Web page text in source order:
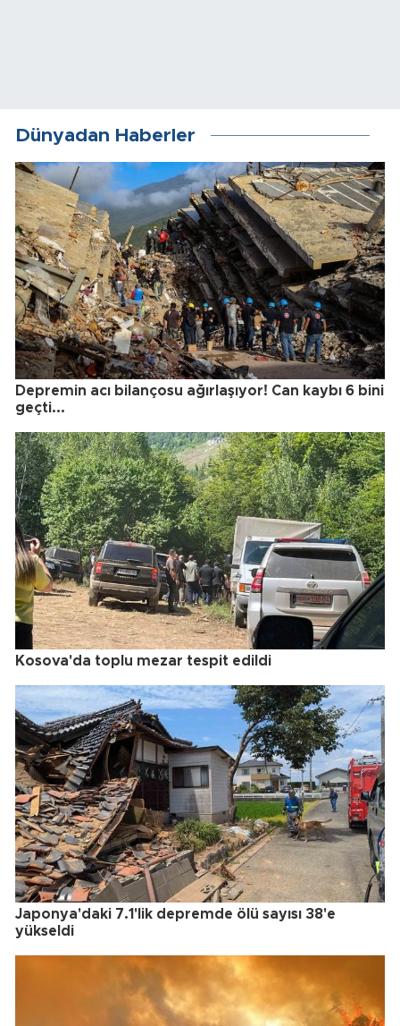
Dünyadan Haberler
Depremin acı bilançosu ağırlaşıyor! Can kaybı 6 bini
geçti...
Kosova'da toplu mezar tespit edildi
Japonya'daki 7.1'lik depremde ölü sayısı 38'e
yükseldi